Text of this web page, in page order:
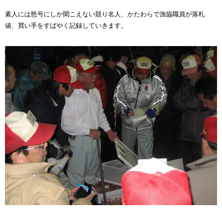
素人には怒号にしか聞こえない競り名人、かたわらで漁協職員が落札
値、買い手をすばやく記録していきます。